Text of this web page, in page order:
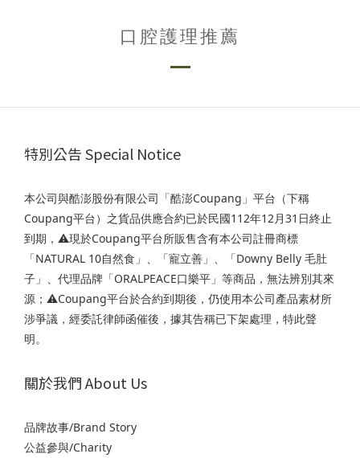
口腔護理推薦
特別公告 Special Notice
本公司與酷澎股份有限公司「酷澎Coupang」平台（下稱
Coupang平台）之貨品供應合約已於民國112年12月31日終止
到期，⚠️現於Coupang平台所販售含有本公司註冊商標
「NATURAL 10自然食」、「寵立善」、「Downy Belly 毛肚
子」、代理品牌「ORALPEACE口樂平」等商品，無法辨別其來
源；⚠️Coupang平台於合約到期後，仍使用本公司產品素材所
涉爭議，經委託律師函催後，據其告稱已下架處理，特此聲
明。
關於我們 About Us
品牌故事/Brand Story
公益參與/Charity